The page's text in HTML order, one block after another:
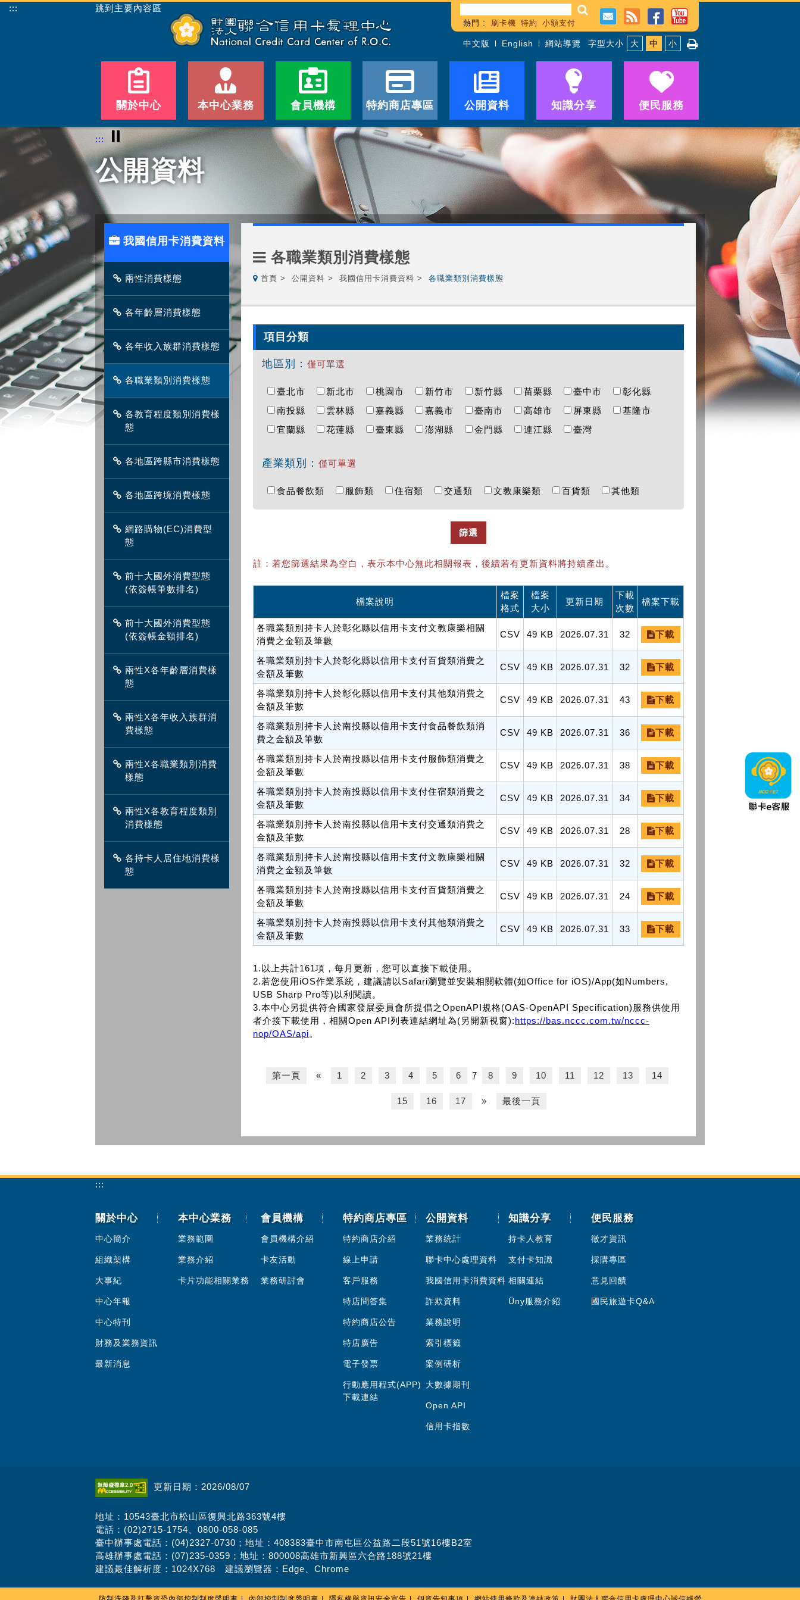
::: 跳到主要內容區
熱門 : 刷卡機 特約 小額支付
中文版 English 網站導覽 字型大小 大 中 小
關於中心 本中心業務 會員機構 特約商店專區 公開資料 知識分享 便民服務
::: ⏸
公開資料
我國信用卡消費資料
兩性消費樣態
各年齡層消費樣態
各年收入族群消費樣態
各職業類別消費樣態
各教育程度類別消費樣
態
各地區跨縣市消費樣態
各地區跨境消費樣態
網路購物(EC)消費型
態
前十大國外消費型態
(依簽帳筆數排名)
前十大國外消費型態
(依簽帳金額排名)
兩性X各年齡層消費樣
態
兩性X各年收入族群消
費樣態
兩性X各職業類別消費
樣態
兩性X各教育程度類別
消費樣態
各持卡人居住地消費樣
態
各職業類別消費樣態
首頁 公開資料 我國信用卡消費資料 各職業類別消費樣態
項目分類
地區別： 僅可單選
臺北市 新北市 桃園市 新竹市 新竹縣 苗栗縣 臺中市
彰化縣
南投縣
雲林縣 嘉義縣 嘉義市 臺南市 高雄市 屏東縣
基隆市
宜蘭縣
花蓮縣 臺東縣 澎湖縣 金門縣 連江縣 臺灣
產業類別： 僅可單選
食品餐飲類 服飾類 住宿類 交通類 文教康樂類 百貨類 其他類
篩選
註：若您篩選結果為空白，表示本中心無此相關報表，後續若有更新資料將持續產出。
檔案說明
檔案
格式
檔案
大小
更新日期
下載
次數
檔案下載
各職業類別持卡人於彰化縣以信用卡支付文教康樂相關
消費之金額及筆數
CSV 49 KB 2026.07.31 32 下載
各職業類別持卡人於彰化縣以信用卡支付百貨類消費之
金額及筆數
CSV 49 KB 2026.07.31 32 下載
各職業類別持卡人於彰化縣以信用卡支付其他類消費之
金額及筆數
CSV 49 KB 2026.07.31 43 下載
各職業類別持卡人於南投縣以信用卡支付食品餐飲類消
費之金額及筆數
CSV 49 KB 2026.07.31 36 下載
各職業類別持卡人於南投縣以信用卡支付服飾類消費之
金額及筆數
CSV 49 KB 2026.07.31 38 下載
各職業類別持卡人於南投縣以信用卡支付住宿類消費之
金額及筆數
CSV 49 KB 2026.07.31 34 下載
各職業類別持卡人於南投縣以信用卡支付交通類消費之
金額及筆數
CSV 49 KB 2026.07.31 28 下載
各職業類別持卡人於南投縣以信用卡支付文教康樂相關
消費之金額及筆數
CSV 49 KB 2026.07.31 32 下載
各職業類別持卡人於南投縣以信用卡支付百貨類消費之
金額及筆數
CSV 49 KB 2026.07.31 24 下載
各職業類別持卡人於南投縣以信用卡支付其他類消費之
金額及筆數
CSV 49 KB 2026.07.31 33 下載
1.以上共計161項，每月更新，您可以直接下載使用。
2.若您使用iOS作業系統，建議請以Safari瀏覽並安裝相關軟體(如Office for iOS)/App(如Numbers,
USB Sharp Pro等)以利閱讀。
3.本中心另提供符合國家發展委員會所提倡之OpenAPI規格(OAS-OpenAPI Specification)服務供使用
者介接下載使用，相關Open API列表連結網址為(另開新視窗):https://bas.nccc.com.tw/nccc-
nop/OAS/api。
第一頁 « 1 2 3 4 5 6 7 8 9 10 11 12 13 14
15 16 17 » 最後一頁
:::
關於中心
中心簡介
組織架構
大事紀
中心年報
中心特刊
財務及業務資訊
最新消息
本中心業務
業務範圍
業務介紹
卡片功能相關業務
會員機構
會員機構介紹
卡友活動
業務研討會
特約商店專區
特約商店介紹
線上申請
客戶服務
特店問答集
特約商店公告
特店廣告
電子發票
行動應用程式(APP)
下載連結
公開資料
業務統計
聯卡中心處理資料
我國信用卡消費資料
詐欺資料
業務說明
索引標籤
案例研析
大數據期刊
Open API
信用卡指數
知識分享
持卡人教育
支付卡知識
相關連結
Üny服務介紹
便民服務
徵才資訊
採購專區
意見回饋
國民旅遊卡Q&A
更新日期：2026/08/07
地址：10543臺北市松山區復興北路363號4樓
電話：(02)2715-1754、0800-058-085
臺中辦事處電話：(04)2327-0730；地址：408383臺中市南屯區公益路二段51號16樓B2室
高雄辦事處電話：(07)235-0359；地址：800008高雄市新興區六合路188號21樓
建議最佳解析度：1024X768 建議瀏覽器：Edge、Chrome